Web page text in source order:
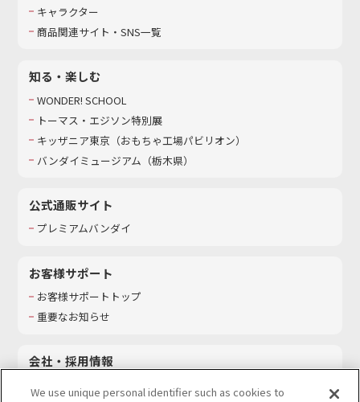
キャラクター
商品関連サイト・SNS一覧
知る・楽しむ
WONDER! SCHOOL
トーマス・エジソン特別展
キッザニア東京（おもちゃ工場パビリオン）​
バンダイミュージアム（栃木県）
公式通販サイト
プレミアムバンダイ
お客様サポート
お客様サポートトップ
重要なお知らせ
会社・採用情報
We use unique personal identifier such as cookies to